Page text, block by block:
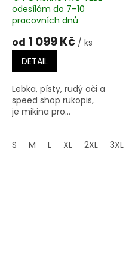
Průměrné
hodnocení
je
5,0
hvězdiček.
odesílám do 7–10
pracovních dnů
od 1 099 Kč / ks
DETAIL
Lebka, písty, rudý oči a
speed shop rukopis,
je mikina pro...
S M L XL 2XL 3XL